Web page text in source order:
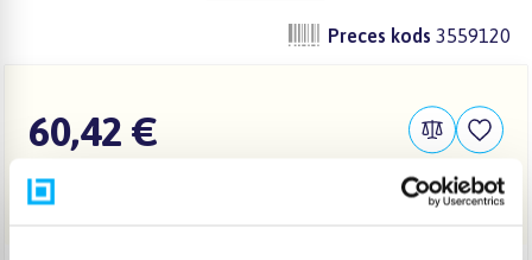
Preces kods 3559120
60,42 €